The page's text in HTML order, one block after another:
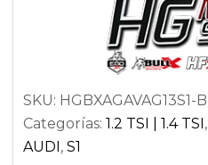
SKU: HGBXAGAVAG13S1-B
Categorías: 1.2 TSI | 1.4 TSI ,
AUDI , S1